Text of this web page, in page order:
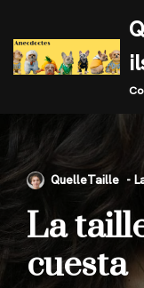
Skip
to
QuelleTaille
La
cuesta